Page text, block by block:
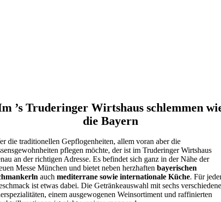
’s Truderinger Wirtshaus schlemmen
die Bayern
die traditionellen Gepflogenheiten, allem voran aber die
pflegen möchte, der ist im Truderinger Wirtshaus
an der richtigen Adresse. Es befindet sich ganz in der Nähe der
Messe München und bietet neben herzhaften bayerischen
auch mediterrane sowie internationale Küche. Für
ist etwas dabei. Die Getränkeauswahl mit sechs
einem ausgewogenen Weinsortiment und raffinierten